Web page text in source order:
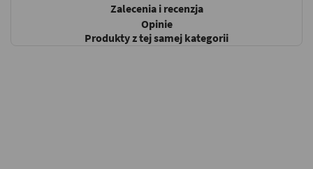
Zalecenia i recenzja
Opinie
Produkty z tej samej kategorii